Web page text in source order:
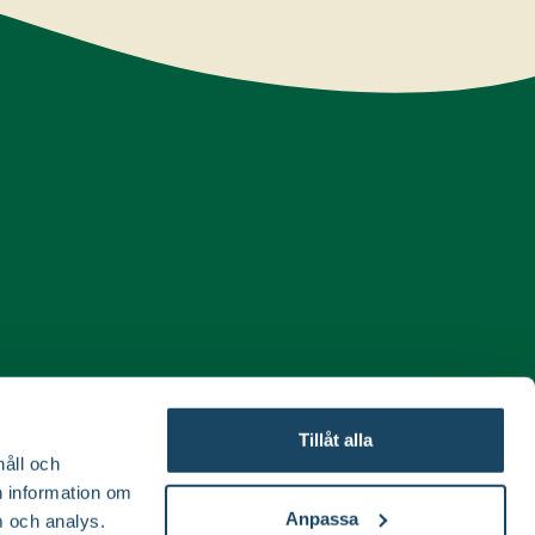
och
information om
och analys.
Tillåt alla
Anpassa